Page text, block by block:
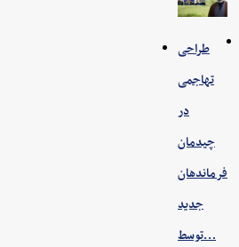
طراحی
تهاجمی
در
چیدمان
فرماندهان
جدید
توسط…